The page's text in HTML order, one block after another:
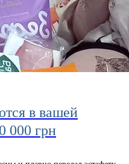
в вашей
000 грн